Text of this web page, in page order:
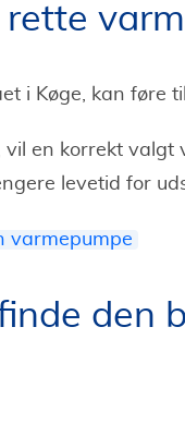
i Køge, kan føre
en korrekt valgt
levetid for
varmepumpe
den